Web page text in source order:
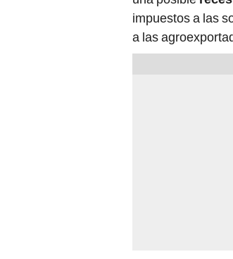
impuestos a las
a las